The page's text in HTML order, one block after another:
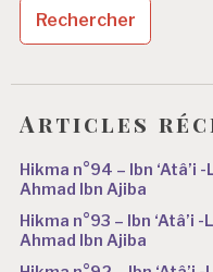
Articles
Hikma n°94 – Ibn
Ahmad Ibn Ajiba
Hikma n°93 – Ibn
Ahmad Ibn Ajiba